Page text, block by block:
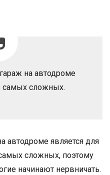
на автодроме
самых сложных.
автодроме является для
сложных, поэтому
начинают нервничать.